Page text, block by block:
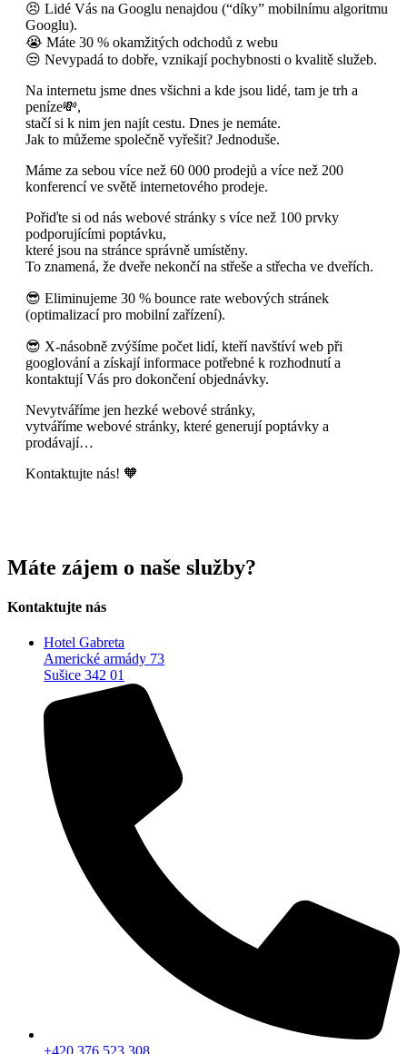
😣 Lidé Vás na Googlu nenajdou (“díky” mobilnímu algoritmu
Googlu).
😭 Máte 30 % okamžitých odchodů z webu
😒 Nevypadá to dobře, vznikají pochybnosti o kvalitě služeb.
Na internetu jsme dnes všichni a kde jsou lidé, tam je trh a
peníze💸,
stačí si k nim jen najít cestu. Dnes je nemáte.
Jak to můžeme společně vyřešit? Jednoduše.
Máme za sebou více než 60 000 prodejů a více než 200
konferencí ve světě internetového prodeje.
Pořiďte si od nás webové stránky s více než 100 prvky
podporujícími poptávku,
které jsou na stránce správně umístěny.
To znamená, že dveře nekončí na střeše a střecha ve dveřích.
😎 Eliminujeme 30 % bounce rate webových stránek
(optimalizací pro mobilní zařízení).
😎 X-násobně zvýšíme počet lidí, kteří navštíví web při
googlování a získají informace potřebné k rozhodnutí a
kontaktují Vás pro dokončení objednávky.
Nevytváříme jen hezké webové stránky,
vytváříme webové stránky, které generují poptávky a
prodávají…
Kontaktujte nás! 🧡
Máte zájem o naše služby?
Kontaktujte nás
Hotel Gabreta
Americké armády 73
Sušice 342 01